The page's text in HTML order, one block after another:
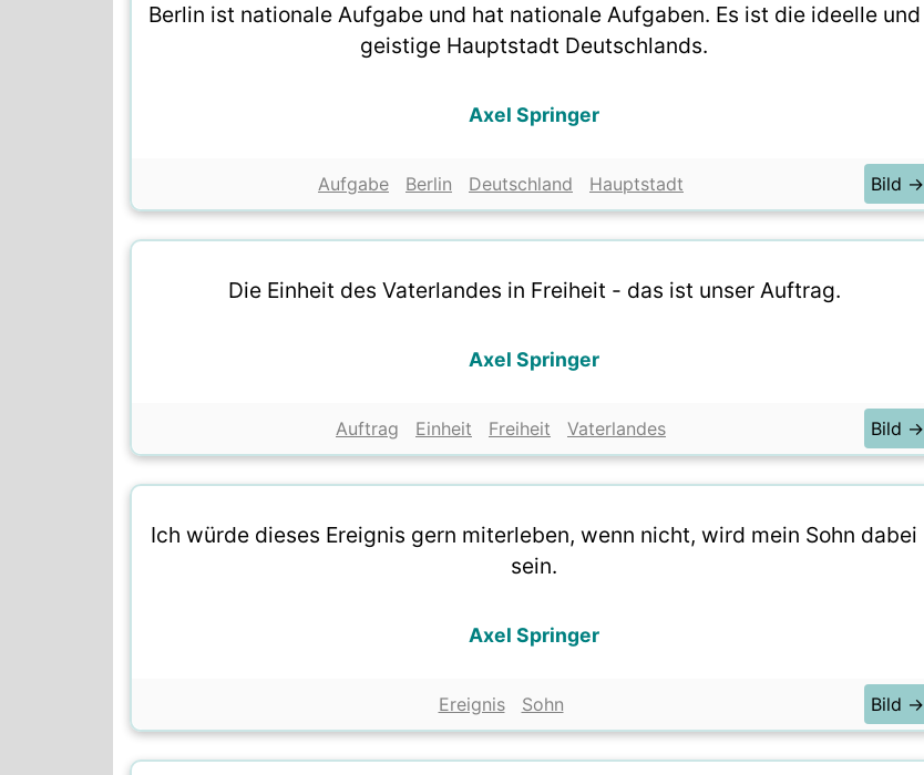
Berlin ist nationale Aufgabe und hat nationale Aufgaben. Es ist die ideelle und
geistige Hauptstadt Deutschlands.
Axel Springer
Aufgabe Berlin Deutschland Hauptstadt Bild →
Die Einheit des Vaterlandes in Freiheit - das ist unser Auftrag.
Axel Springer
Auftrag Einheit Freiheit Vaterlandes Bild →
Ich würde dieses Ereignis gern miterleben, wenn nicht, wird mein Sohn dabei
sein.
Axel Springer
Ereignis Sohn Bild →